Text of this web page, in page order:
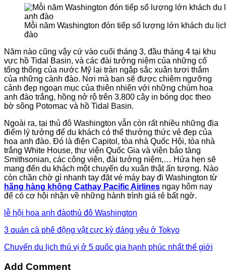
Mỗi năm Washington đón tiếp số lượng lớn khách du
đào
Năm nào cũng vậy cứ vào cuối tháng 3, đầu tháng 4 tại khu
vực hồ Tidal Basin, và các đài tưởng niệm của những cố
tổng thống của nước Mỹ lại tràn ngập sắc xuân tươi thắm
của những cành đào. Nơi mà bạn sẽ được chiêm ngưỡng
cảnh đẹp ngoạn mục của thiên nhiên với những chùm hoa
anh đào trắng, hồng nở rộ trên 3.800 cây in bóng dọc theo
bờ sông Potomac và hồ Tidal Basin.
Ngoài ra, tại thủ đô Washington vẫn còn rất nhiều những địa
điểm lý tưởng để du khách có thể thưởng thức vẻ đẹp của
hoa anh đào. Đó là điện Capitol, tòa nhà Quốc Hội, tòa nhà
trắng White House, thư viện Quốc Gia và viện bảo tàng
Smithsonian, các công viên, đài tưởng niệm,… Hứa hẹn sẽ
mang đến du khách một chuyến du xuân thật ấn tượng. Nào
còn chần chờ gì nhanh tay đặt vé máy bay đi Washington từ
hãng hàng không Cathay Pacific Airlines ngay hôm nay
để có cơ hội nhận về những hành trình giá rẻ bất ngờ.
lễ hội hoa anh đàothủ đô Washington
3 quán cà phê động vật cực kỳ đáng yêu ở Tokyo
Chuyến du lịch thú vị ở 5 quốc gia hạnh phúc nhất thế giới
Add Comment